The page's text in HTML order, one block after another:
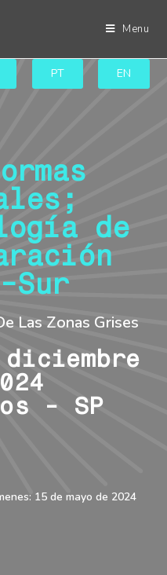
Menu
EN
PT
de
Sur
Las Zonas Grises
- SP
15 de mayo de 2024